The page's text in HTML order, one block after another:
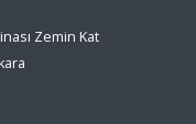
Zemin Kat